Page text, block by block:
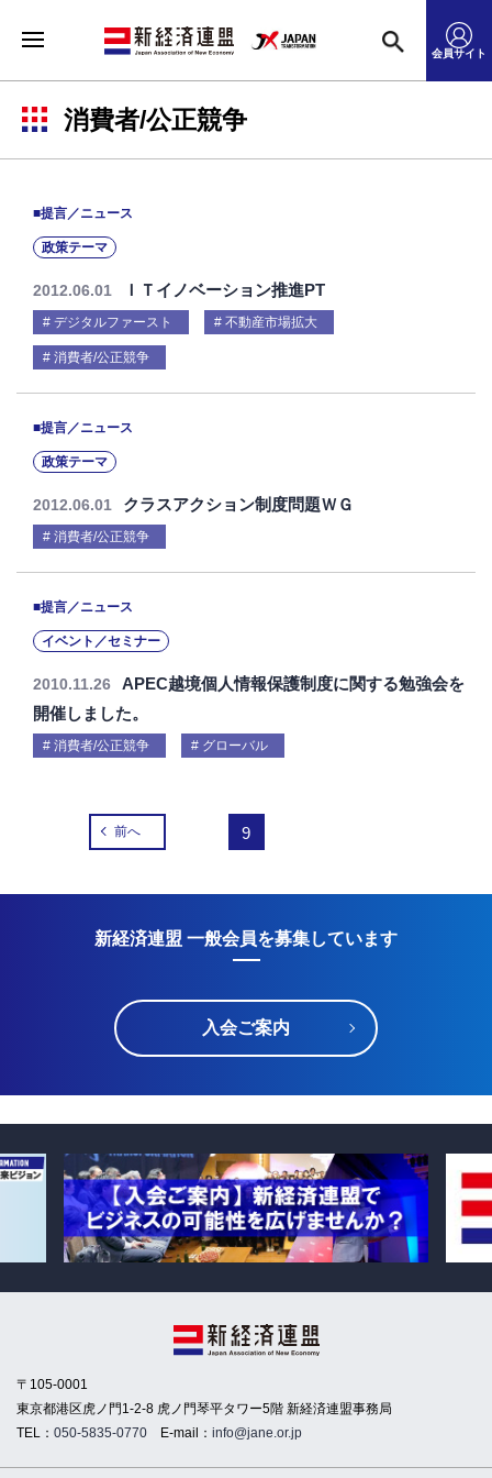
会員サイト
消費者/公正競争
■提言／ニュース
政策テーマ
2012.06.01 ＩＴイノベーション推進PT
デジタルファースト 不動産市場拡大
消費者/公正競争
■提言／ニュース
政策テーマ
2012.06.01 クラスアクション制度問題ＷＧ
消費者/公正競争
■提言／ニュース
イベント／セミナー
2010.11.26
APEC越境個人情報保護制度に関する勉強会を
開催しました。
消費者/公正競争 グローバル
前へ 9
新経済連盟 一般会員を募集しています
入会ご案内
〒105-0001
東京都港区虎ノ門1-2-8 虎ノ門琴平タワー5階 新経済連盟事務局
TEL： 050-5835-0770 E-mail： info@jane.or.jp